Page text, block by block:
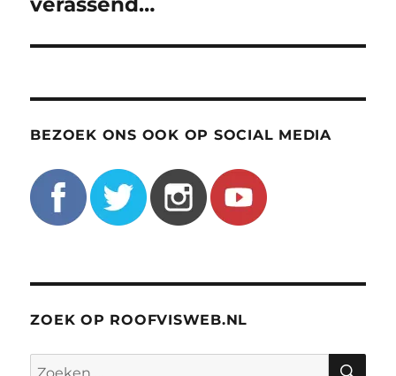
BEZOEK ONS OOK OP SOCIAL MEDIA
ZOEK OP ROOFVISWEB.NL
Zoeken